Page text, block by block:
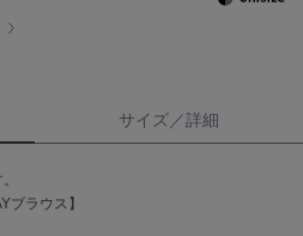
サイズ／詳細
ブラウス】